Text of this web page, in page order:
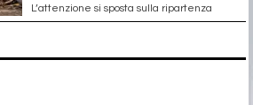
L’attenzione si sposta sulla ripartenza